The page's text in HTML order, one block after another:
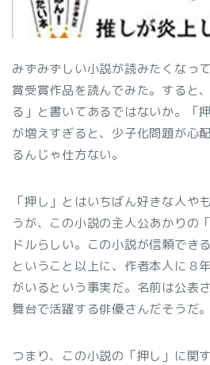
みずみずしい小説が読みたくなっ
賞受賞作品を読んでみた。すると
る」と書いてあるではないか。「
が増えすぎると、少子化問題が心
るんじゃ仕方ない。
「押し」とはいちばん好きな人や
うが、この小説の主人公あかりの
ドルらしい。この小説が信頼でき
ということ以上に、作者本人に８
がいるという事実だ。名前は公表
舞台で活躍する俳優さんだそうだ。
つまり、この小説の「押し」に関